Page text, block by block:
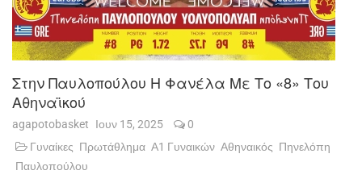
Στην Παυλοπούλου Η Φανέλα Με Το «8» Του
Αθηναϊκού
agapotobasket Ιουν 15, 2025
0
Γυναίκες Πρωτάθλημα Α1 Γυναικών Αθηναικός Πηνελόπη
Παυλοπούλου